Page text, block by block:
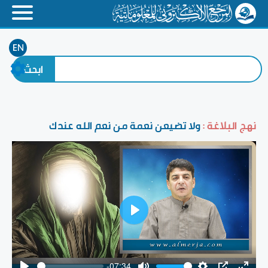
EN
نهج البلاغة :ولا تضيعن نعمة من نعم الله عندك
-07:34
Play